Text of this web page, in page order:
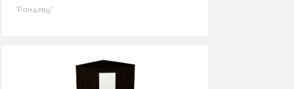
"Рандеву"